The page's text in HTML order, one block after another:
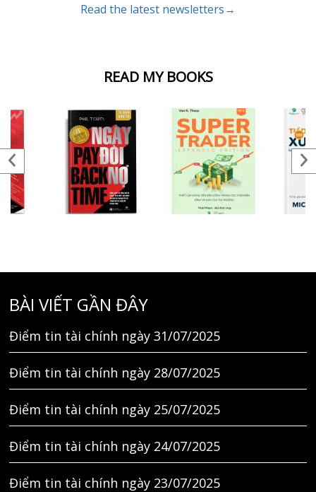
READ MY BOOKS
Read the latest newsletters→
BÀI VIẾT GẦN ĐÂY
Điểm tin tài chính ngày 31/07/2025
Điểm tin tài chính ngày 28/07/2025
Điểm tin tài chính ngày 25/07/2025
Điểm tin tài chính ngày 24/07/2025
Điểm tin tài chính ngày 23/07/2025